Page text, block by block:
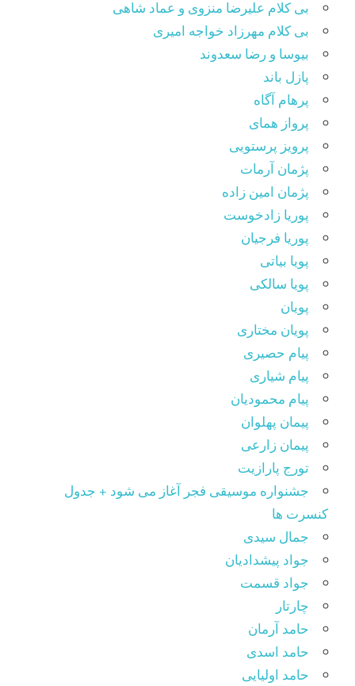
بی کلام علیرضا منزوی و عماد شاهی
بی کلام مهرزاد خواجه امیری
بیوسا و رضا سعدوند
پازل باند
پرهام آگاه
پرواز همای
پرویز پرستویی
پژمان آرمات
پژمان امین زاده
پوریا زادخوست
پوریا فرجیان
پویا بیاتی
پویا سالکی
پویان
پویان مختاری
پیام حصیری
پیام شیاری
پیام محمودیان
پیمان پهلوان
پیمان زارعی
تورج پارازیت
جشنواره موسیقی فجر آغاز می شود + جدول
کنسرت ها
جمال سیدی
جواد پیشدادیان
جواد قسمت
چارتار
حامد آرمان
حامد اسدی
حامد اولیایی